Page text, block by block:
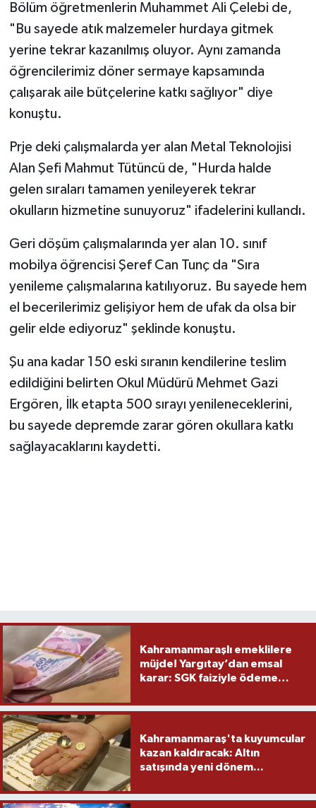
Bölüm öğretmenlerin Muhammet Ali Çelebi de,
"Bu sayede atık malzemeler hurdaya gitmek
yerine tekrar kazanılmış oluyor. Aynı zamanda
öğrencilerimiz döner sermaye kapsamında
çalışarak aile bütçelerine katkı sağlıyor" diye
konuştu.
Prje deki çalışmalarda yer alan Metal Teknolojisi
Alan Şefi Mahmut Tütüncü de, "Hurda halde
gelen sıraları tamamen yenileyerek tekrar
okulların hizmetine sunuyoruz" ifadelerini kullandı.
Geri döşüm çalışmalarında yer alan 10. sınıf
mobilya öğrencisi Şeref Can Tunç da "Sıra
yenileme çalışmalarına katılıyoruz. Bu sayede hem
el becerilerimiz gelişiyor hem de ufak da olsa bir
gelir elde ediyoruz" şeklinde konuştu.
Şu ana kadar 150 eski sıranın kendilerine teslim
edildiğini belirten Okul Müdürü Mehmet Gazi
Ergören, İlk etapta 500 sırayı yenileneceklerini,
bu sayede depremde zarar gören okullara katkı
sağlayacaklarını kaydetti.
Kahramanmaraşlı emeklilere
müjde! Yargıtay’dan emsal
karar: SGK faiziyle ödeme
Kahramanmaraş'ta kuyumcular
kazan kaldıracak: Altın
satışında yeni dönem...